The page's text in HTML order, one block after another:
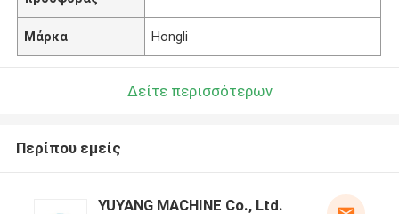
Μάρκα Hongli
Δείτε περισσότερων
Περίπου εμείς
YUYANG MACHINE Co., Ltd.